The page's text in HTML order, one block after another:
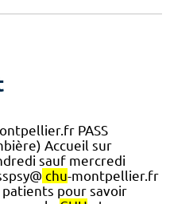
PASS
Accueil sur
sauf mercredi
chu-montpellier.fr
patients pour savoir